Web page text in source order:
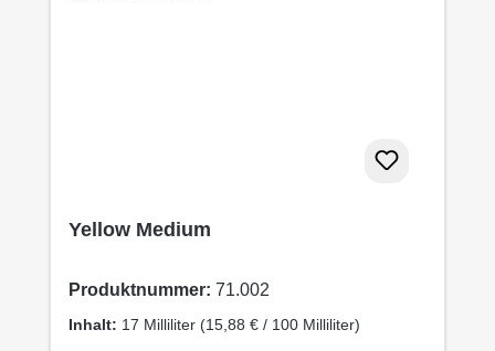
Yellow Medium
Produktnummer: 71.002
Inhalt: 17 Milliliter (15,88 € / 100 Milliliter)